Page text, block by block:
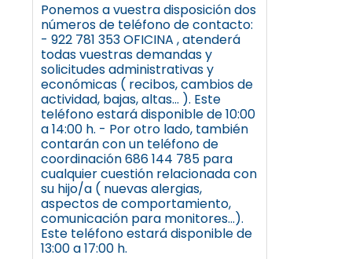
Ponemos a vuestra disposición dos
números de teléfono de contacto:
- 922 781 353 OFICINA , atenderá
todas vuestras demandas y
solicitudes administrativas y
económicas ( recibos, cambios de
actividad, bajas, altas... ). Este
teléfono estará disponible de 10:00
a 14:00 h. - Por otro lado, también
contarán con un teléfono de
coordinación 686 144 785 para
cualquier cuestión relacionada con
su hijo/a ( nuevas alergias,
aspectos de comportamiento,
comunicación para monitores...).
Este teléfono estará disponible de
13:00 a 17:00 h.